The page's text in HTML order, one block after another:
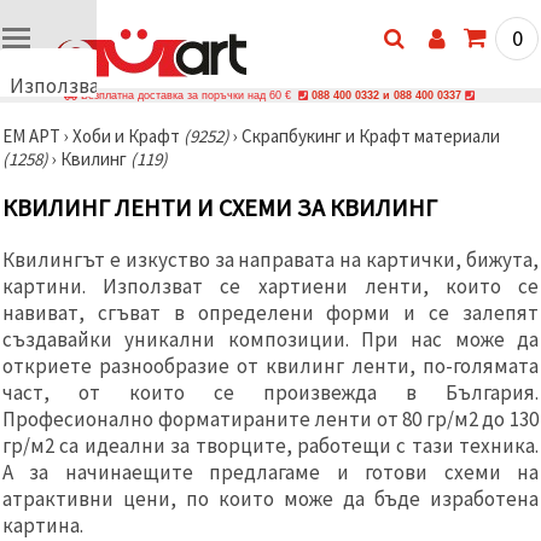
Използваме
🍪
Използваме
и подобни
технологии,
осигурим
правилната
работа на
сайта, да
подобрим
изживяване
и, с твое
съгласие,
да
анализираме
трафика и
да
показваме
по-
0
Безплатна доставка за поръчки над 60 € 088 400 0332 и 088 400 0337
ЕМ АРТ › Хоби и Крафт (9252)› Скрапбукинг и Крафт материали
(1258)› Квилинг (119)
КВИЛИНГ ЛЕНТИ И СХЕМИ ЗА КВИЛИНГ
Квилингът е изкуство за направата на картички, бижута,
картини. Използват се хартиени ленти, които се
навиват, сгъват в определени форми и се залепят
създавайки уникални композиции. При нас може да
откриете разнообразие от квилинг ленти, по-голямата
част, от които се произвежда в България.
Професионално форматираните ленти от 80 гр/м2 до 130
гр/м2 са идеални за творците, работещи с тази техника.
А за начинаещите предлагаме и готови схеми на
атрактивни цени, по които може да бъде изработена
картина.